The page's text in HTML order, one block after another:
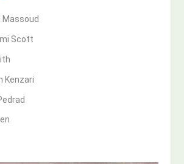
Massoud
Scott
Kenzari